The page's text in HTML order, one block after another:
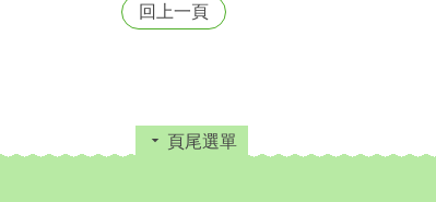
回上一頁
頁尾選單